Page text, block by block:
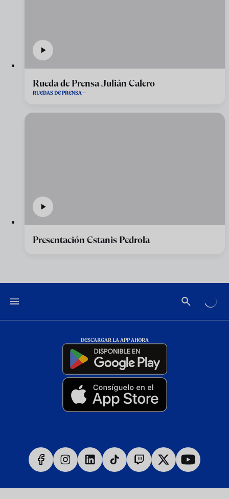
Rueda de Prensa Julián Calero
RUEDAS DE PRENSA
Presentación Estanis Pedrola
DESCARGAR LA APP AHORA